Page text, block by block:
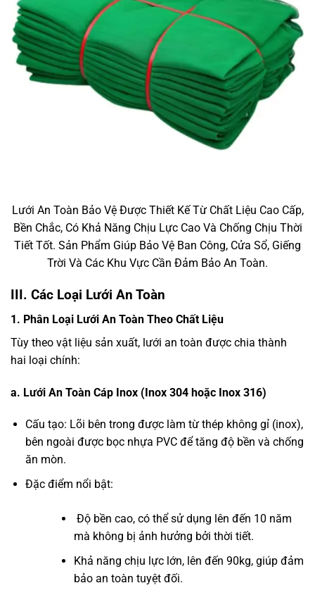
Lưới An Toàn Bảo Vệ Được Thiết Kế Từ Chất Liệu Cao Cấp,
Bền Chắc, Có Khả Năng Chịu Lực Cao Và Chống Chịu Thời
Tiết Tốt. Sản Phẩm Giúp Bảo Vệ Ban Công, Cửa Sổ, Giếng
Trời Và Các Khu Vực Cần Đảm Bảo An Toàn.
III. Các Loại Lưới An Toàn
1. Phân Loại Lưới An Toàn Theo Chất Liệu
Tùy theo vật liệu sản xuất, lưới an toàn được chia thành
hai loại chính:
a. Lưới An Toàn Cáp Inox (Inox 304 hoặc Inox 316)
Cấu tạo: Lõi bên trong được làm từ thép không gỉ (inox),
bên ngoài được bọc nhựa PVC để tăng độ bền và chống
ăn mòn.
Đặc điểm nổi bật:
Độ bền cao, có thể sử dụng lên đến 10 năm
mà không bị ảnh hưởng bởi thời tiết.
Khả năng chịu lực lớn, lên đến 90kg, giúp đảm
bảo an toàn tuyệt đối.